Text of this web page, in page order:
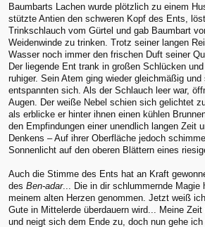
Baumbarts Lachen wurde plötzlich zu einem
stützte Antien den schweren Kopf des Ents,
Trinkschlauch vom Gürtel und gab Baumbart
Weidenwinde zu trinken. Trotz seiner langen
Wasser noch immer den frischen Duft seiner
Der liegende Ent trank in großen Schlücken
ruhiger. Sein Atem ging wieder gleichmäßig
entspannten sich. Als der Schlauch leer war,
Augen. Der weiße Nebel schien sich gelichtet
als erblicke er hinter ihnen einen kühlen
den Empfindungen einer unendlich langen Zeit
Denkens – Auf ihrer Oberfläche jedoch
Sonnenlicht auf den oberen Blättern eines
Auch die Stimme des Ents hat an Kraft
des Ben-adar... Die in dir schlummernde Magie
meinem alten Herzen genommen. Jetzt weiß
Gute in Mittelerde überdauern wird... Meine
und neigt sich dem Ende zu, doch nun gehe